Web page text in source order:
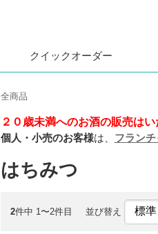
クイックオーダー
全商品
２０歳未満へのお酒の販売は
個人・小売のお客様は、 フラン
はちみつ
2件中 1〜2件目 並び替え